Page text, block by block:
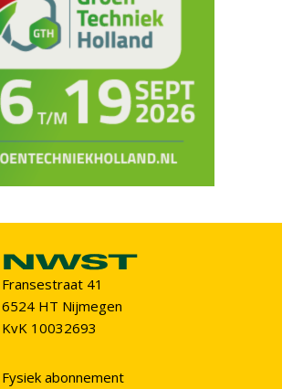
Fransestraat 41
6524 HT Nijmegen
KvK 10032693
Fysiek abonnement